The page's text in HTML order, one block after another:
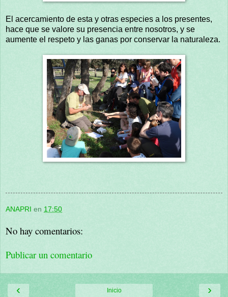
El acercamiento de esta y otras especies a los presentes,
hace que se valore su presencia entre nosotros, y se
aumente el respeto y las ganas por conservar la naturaleza.
ANAPRI en 17:50
No hay comentarios:
Publicar un comentario
‹ ›
Inicio